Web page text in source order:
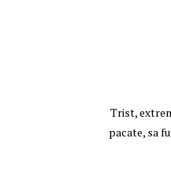
Trist,
pacate, sa